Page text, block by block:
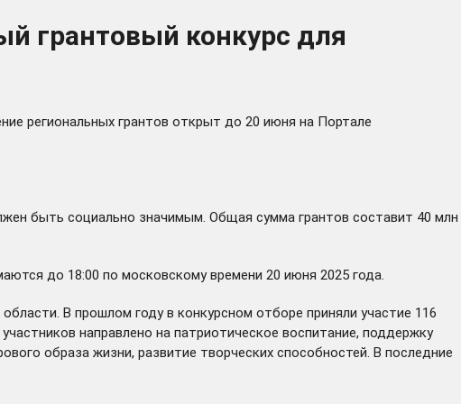
грантовый конкурс для
региональных грантов открыт до 20 июня на Портале
быть социально значимым. Общая сумма грантов составит 40 млн
до 18:00 по московскому времени 20 июня 2025 года.
В прошлом году в конкурсном отборе приняли участие 116
направлено на патриотическое воспитание, поддержку
образа жизни, развитие творческих способностей. В последние